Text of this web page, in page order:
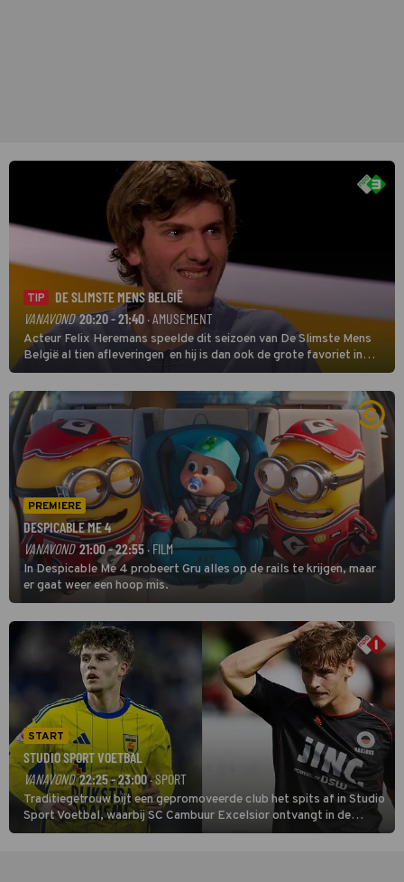
TIP
DE SLIMSTE MENS BELGIË
VANAVOND 20:20 - 21:40· AMUSEMENT
Acteur Felix Heremans speelde dit seizoen van De Slimste Mens
België al tien afleveringen en hij is dan ook de grote favoriet in
deze seizoensfinale. En er is Nederlandse inbreng, want komiek
Soundos El Ahmadi neemt plaats aan de jurytafel.
PREMIERE
DESPICABLE ME 4
VANAVOND 21:00 - 22:55 · FILM
In Despicable Me 4 probeert Gru alles op de rails te krijgen, maar
er gaat weer een hoop mis.
START
STUDIO SPORT VOETBAL
VANAVOND 22:25 - 23:00· SPORT
Traditiegetrouw bijt een gepromoveerde club het spits af in Studio
Sport Voetbal, waarbij SC Cambuur Excelsior ontvangt in de
eerste wedstrijd van het nieuwe Eredivisieseizoen. De nieuwe